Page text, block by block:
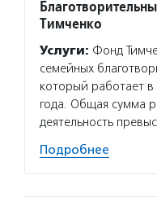
Тимченко
Услуги: Фонд
семейных
который работает
года. Общая сумма
деятельность
Подробнее